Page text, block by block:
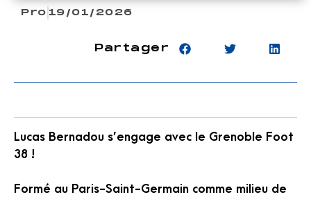
Pro 19/01/2026
Partager
Lucas Bernadou s’engage avec le Grenoble Foot
38 !
Formé au Paris-Saint-Germain comme milieu de